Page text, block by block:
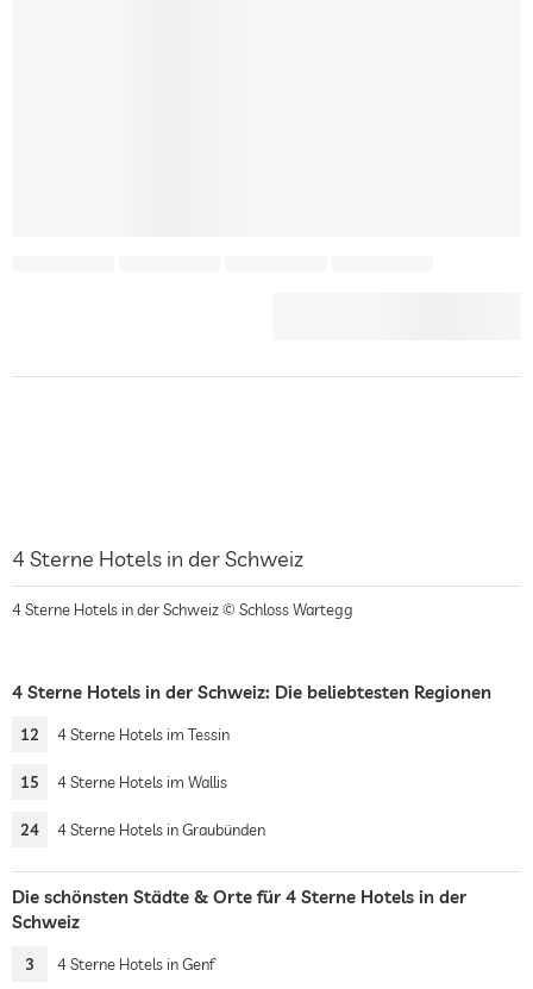
4 Sterne Hotels in der Schweiz
4 Sterne Hotels in der Schweiz © Schloss Wartegg
4 Sterne Hotels in der Schweiz: Die beliebtesten Regionen
12 4 Sterne Hotels im Tessin
15 4 Sterne Hotels im Wallis
24 4 Sterne Hotels in Graubünden
Die schönsten Städte & Orte für 4 Sterne Hotels in der
Schweiz
3 4 Sterne Hotels in Genf